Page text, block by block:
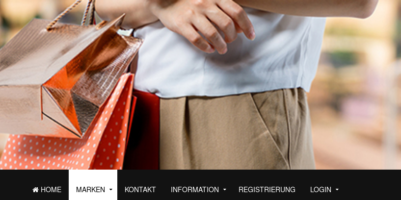
HOME MARKEN KONTAKT INFORMATION REGISTRIERUNG LOGIN